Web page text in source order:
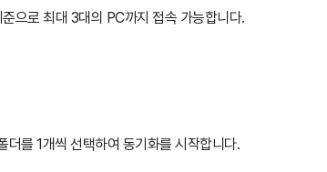
으로 최대 3대의 PC까지 접속 가능합니다.
를 1개씩 선택하여 동기화를 시작합니다.